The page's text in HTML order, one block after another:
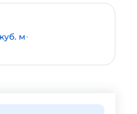
м